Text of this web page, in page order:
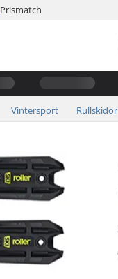
Prismatch
Vintersport Rullskidor